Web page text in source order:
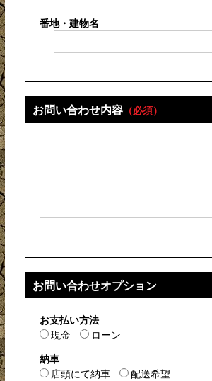
番地・建物名
お問い合わせ内容（必須）
お問い合わせオプション
お支払い方法
現金
ローン
納車
店頭にて納車
配送希望